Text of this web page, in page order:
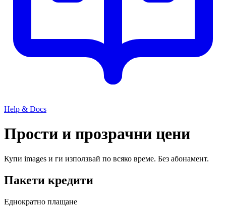
Help & Docs
Прости и прозрачни цени
Купи images и ги използвай по всяко време. Без абонамент.
Пакети кредити
Еднократно плащане